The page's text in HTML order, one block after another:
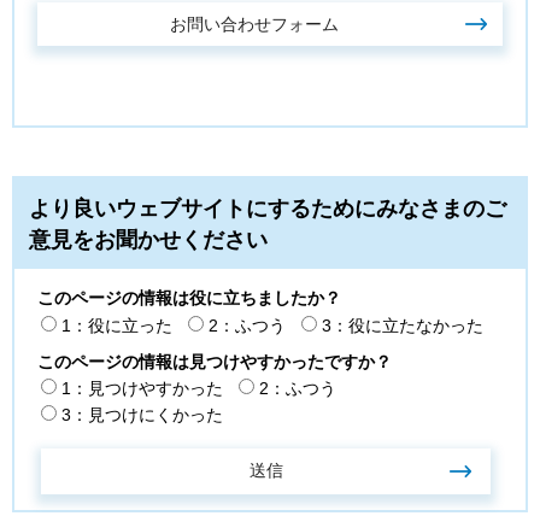
より良いウェブサイトにするためにみなさまのご
意見をお聞かせください
このページの情報は役に立ちましたか？
1：役に立った
2：ふつう
3：役に立たなかった
このページの情報は見つけやすかったですか？
1：見つけやすかった
2：ふつう
3：見つけにくかった